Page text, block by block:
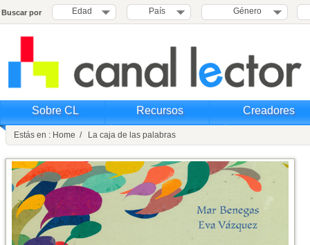
Buscar por Edad País Género
Sobre CL Recursos Creadores
Estás en : Home / La caja de las palabras